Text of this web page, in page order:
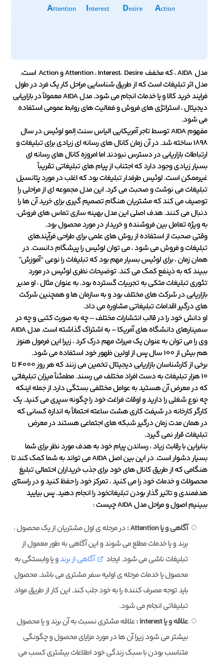
مدل AIDA ، که مخفف Attention ، Interest، Desire و Action است،
مدل اثر تبلیغات است که از طریق شناسایی مراحل کار یک فرد در طول
فرایند خرید کالا و یا خدمات انجام می شود. مدل AIDA معمولاً در بازاریابی
دیجیتال ، استراتژی های فروش و فعالیت های روابط عمومی استفاده
می شود.
مفهوم AIDA توسط تاجر آمریکایی الیاس سنت اِلمو لوئیس در سال
1898 ساخته شد. در آن زمان کانال های رسانه ای زیادی برای تبلیغات و
ارتباطات بازاریابی در دسترس نبودند اما امروزه کانال های رسانه ای
بسیار زیادی وجود دارد که اجتناب از پیام های تبلیغاتی تقریباً
غیرممکن است. لوئیس طرفدار تبلیغات بود که اغلب در مورد پتانسیل
تبلیغات می نوشت و صحبت می کرد. این مدل مجموعه ای از مراحلی را
توصیف می کند که مشتریان هنگام تصمیم گیری برای خرید آن ها را
دنبال می کنند. هدف اصلی این مدل بهینه سازی تماس های فروش،
به ویژه تعامل بین فروشنده و خریدار در مورد محصول بود.
وقتی صحبت از استفاده از روش های علمی برای طراحی فرآیندهای
تبلیغات و فروش می شود ، می توان لوئیس را پیشگام دانست. در
همان زمان ، برای لوئیس بسیار مهم بود که تبلیغات را نوعی “آموزش”
ببیند که به ذینفع کمک می کند. توضیحات نظری لوئیس در مورد
تئوری تبلیغات متکی به تجربیات گسترده بود. به عنوان مثال ، او مدیر
بازاریابی در شرکت های مختلف بود و به سازمان ها و همچنین شرکت
های درگیر اقدامات تبلیغاتی مشاوره می داد.
او دانش خود را در قالب انتشارات مختلف – چه به صورت کتبی و چه در
سمینارهای دانشگاه های آمریکا – به اشتراک گذاشته است. مدل AIDA
وی را می توان به عنوان یک میراث مهم درک کرد ، زیرا این فرمول هنوز
هم بیش از 100 سال پس از اولین ظهور خود استفاده می شود.
برخی از کارشناسان بازاریابی دیجیتال تخمین می زنند که هر روز 4000 تا
10 هزار تبلیغات به دست افراد مختلف می رسند. مطمئناً میزان تبلیغاتی
که در معرض آن هستید به عوامل مختلفی بستگی دارد از جمله اینکه
چه نوع شغلی را دارید و اوقات فراغت خود را چگونه سپری می کنید. یک
کارگر کارخانه در شیفت کاری هشت ساعته احتمالاً به اندازه کسانی که
در همان مدت زمان درگیر شبکه های اجتماعی هستند در معرض
تبلیغات قرار نمی گیرد.
بنابراین با رقابت زیاد ، رساندن پیام خود به هدف مورد نظر برای شما
بسیار دشوار است. در این بین اصل AIDA می تواند به شما کمک کند تا
هنگامی که از طریق کانال های خود برای جذب خریداران احتمالی تبلیغ
محصولات و خدمات خود را می کنید ، تمرکز خود را حفظ کنید و در راستای
هدفمندی و تاثیر گذار بودن تبلیغاتخود را انجام دهید. پس بیایید
ببینیم اصول و مراحل مدل AIDA چیست :
آگاهی و یا Attention :
در مرحله ی اول مشتریان از یک محصول ،
برند و یا خدمات مطلع می شوند و این آگاهی به طور معمول از
تبلیغات ناشی می شود. ایجاد
آگاهی از برندو یا وابستگی به
محصول یا خدمات مرحله ی اولیه سفر مشتری می باشد. محصول
باید توجه مصرف کننده را به خود جلب کند. این کار از طریق مواد
تبلیغاتی انجام می شود.
علاقه و یا interest :
علاقه مشتری نسبت به آن برند و یا محصول
بیشتر می شود زیرا آن ها در مورد مزایای محصول و چگونگی
متناسب بودن با سبک زندگی خود اطلاعات بیشتری کسب می